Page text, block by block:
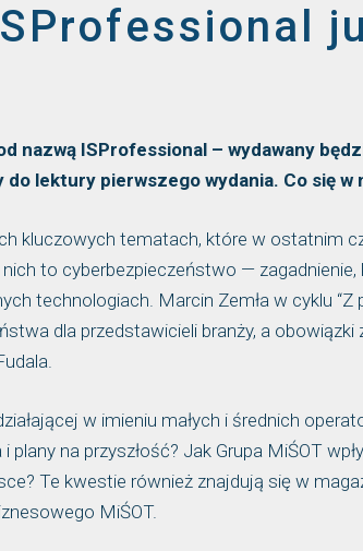
nazwą ISProfessional – wydawany
lektury pierwszego wydania. Co się w
kluczowych tematach, które w ostatnim
to cyberbezpieczeństwo — zagadnienie,
technologiach. Marcin Zemła w cyklu “Z
dla przedstawicieli branży, a obowiązki
w imieniu małych i średnich
na przyszłość? Jak Grupa MiŚOT
Te kwestie również znajdują się w
MiŚOT.